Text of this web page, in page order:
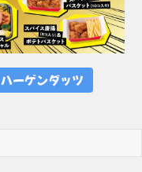
ハーゲンダッツ